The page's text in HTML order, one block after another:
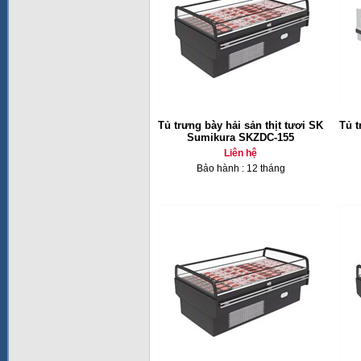
Tủ trưng bày hải sản thịt tươi SK
Sumikura SKZDC-155
Liên hệ
Bảo hành : 12 tháng
Tủ